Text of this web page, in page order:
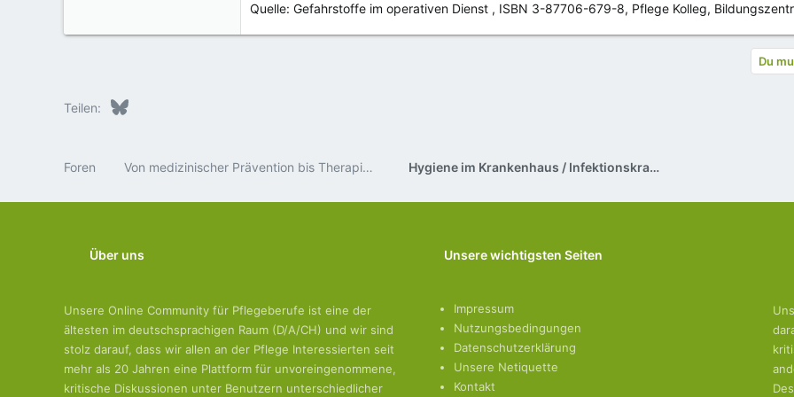
Quelle: Gefahrstoffe im operativen Dienst , ISBN 3-87706-679-8, Pflege Kolleg,
Du
Teilen: Bluesky
Foren Von medizinischer Prävention bis Therapie in den Fachbereichen Hygiene im Krankenhaus / Infektionskrankheiten
Über uns
Unsere Online Community für Pflegeberufe ist eine der
ältesten im deutschsprachigen Raum (D/A/CH) und wir sind
stolz darauf, dass wir allen an der Pflege Interessierten seit
mehr als 20 Jahren eine Plattform für unvoreingenommene,
kritische Diskussionen unter Benutzern unterschiedlicher
Unsere wichtigsten Seiten
Impressum
Nutzungsbedingungen
Datenschutzerklärung
Unsere Netiquette
Kontakt